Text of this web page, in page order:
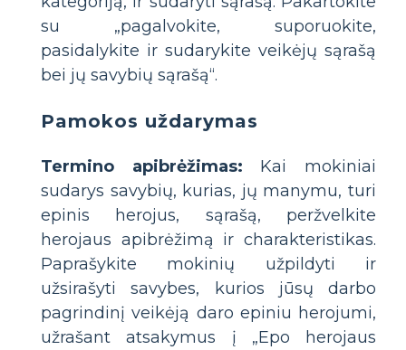
su „pagalvokite, suporuokite,
pasidalykite ir sudarykite veikėjų sąrašą
bei jų savybių sąrašą“.
Pamokos uždarymas
Termino apibrėžimas: Kai mokiniai
sudarys savybių, kurias, jų manymu, turi
epinis herojus, sąrašą, peržvelkite
herojaus apibrėžimą ir charakteristikas.
Paprašykite mokinių užpildyti ir
užsirašyti savybes, kurios jūsų darbo
pagrindinį veikėją daro epiniu herojumi,
užrašant atsakymus į „Epo herojaus